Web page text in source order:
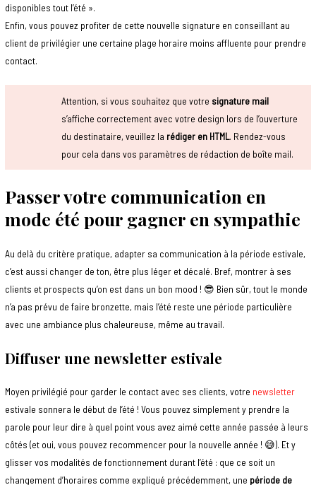
disponibles tout l’été ».
Enfin, vous pouvez profiter de cette nouvelle signature en conseillant au
client de privilégier une certaine plage horaire moins affluente pour prendre
contact.
Attention, si vous souhaitez que votre signature mail
s’affiche correctement avec votre design lors de l’ouverture
du destinataire, veuillez la rédiger en HTML. Rendez-vous
pour cela dans vos paramètres de rédaction de boîte mail.
Passer votre communication en
mode été pour gagner en sympathie
Au delà du critère pratique, adapter sa communication à la période estivale,
c’est aussi changer de ton, être plus léger et décalé. Bref, montrer à ses
clients et prospects qu’on est dans un bon mood ! 😎 Bien sûr, tout le monde
n’a pas prévu de faire bronzette, mais l’été reste une période particulière
avec une ambiance plus chaleureuse, même au travail.
Diffuser une newsletter estivale
Moyen privilégié pour garder le contact avec ses clients, votre newsletter
estivale sonnera le début de l’été ! Vous pouvez simplement y prendre la
parole pour leur dire à quel point vous avez aimé cette année passée à leurs
côtés (et oui, vous pouvez recommencer pour la nouvelle année ! 😅). Et y
glisser vos modalités de fonctionnement durant l’été : que ce soit un
changement d’horaires comme expliqué précédemment, une période de